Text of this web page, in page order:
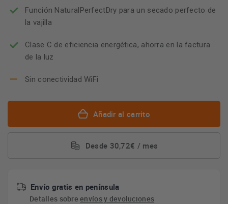
Función NaturalPerfectDry para un secado perfecto de
la vajilla
Clase C de eficiencia energética, ahorra en la factura
de la luz
Sin conectividad WiFi
Añadir al carrito
Desde 30,72€ / mes
Envío gratis en península
Detalles sobreenvíos y devoluciones